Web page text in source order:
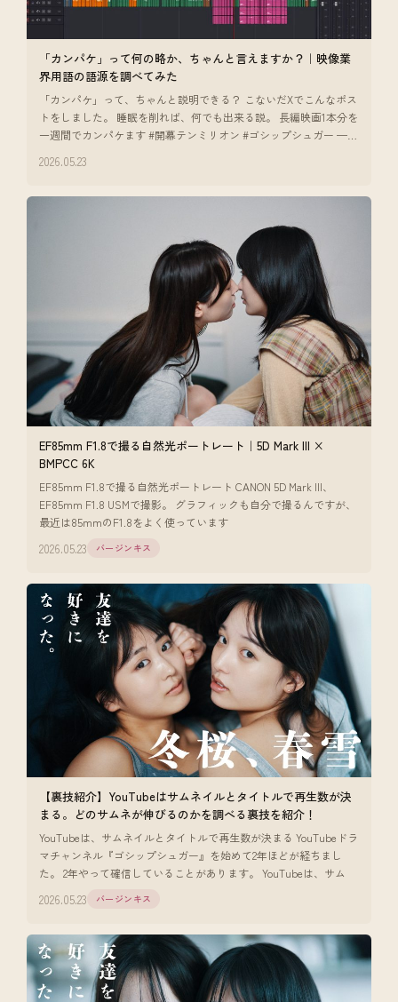
「カンパケ」って何の略か、ちゃんと言えますか？｜映像業
界用語の語源を調べてみた
「カンパケ」って、ちゃんと説明できる？ こないだXでこんなポス
トをしました。 睡眠を削れば、何でも出来る説。 長編映画1本分を
一週間でカンパケます #開幕テンミリオン #ゴシップシュガー —
2026.05.23
EF85mm F1.8で撮る自然光ポートレート｜5D Mark III ×
BMPCC 6K
EF85mm F1.8で撮る自然光ポートレート CANON 5D Mark III、
EF85mm F1.8 USMで撮影。 グラフィックも自分で撮るんですが、
最近は85mmのF1.8をよく使っています
2026.05.23 バージンキス
【裏技紹介】YouTubeはサムネイルとタイトルで再生数が決
まる。どのサムネが伸びるのかを調べる裏技を紹介！
YouTubeは、サムネイルとタイトルで再生数が決まる YouTubeドラ
マチャンネル『ゴシップシュガー』を始めて2年ほどが経ちまし
た。 2年やって確信していることがあります。 YouTubeは、サム
2026.05.23 バージンキス